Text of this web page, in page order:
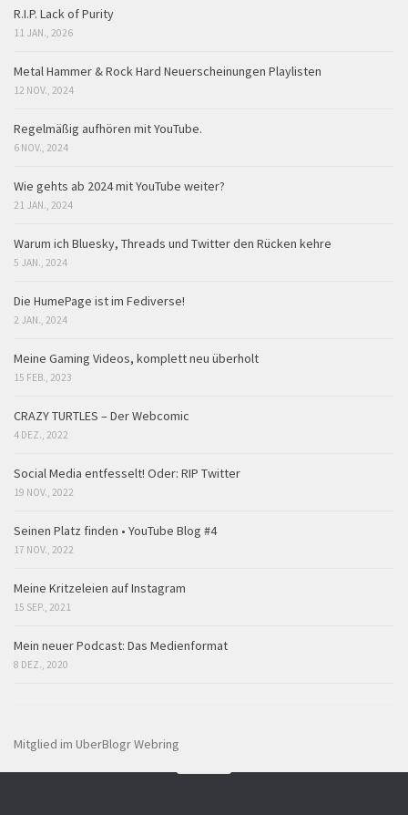
R.I.P. Lack of Purity
11 JAN., 2026
Metal Hammer & Rock Hard Neuerscheinungen Playlisten
12 NOV., 2024
Regelmäßig aufhören mit YouTube.
6 NOV., 2024
Wie gehts ab 2024 mit YouTube weiter?
21 JAN., 2024
Warum ich Bluesky, Threads und Twitter den Rücken kehre
5 JAN., 2024
Die HumePage ist im Fediverse!
2 JAN., 2024
Meine Gaming Videos, komplett neu überholt
15 FEB., 2023
CRAZY TURTLES – Der Webcomic
4 DEZ., 2022
Social Media entfesselt! Oder: RIP Twitter
19 NOV., 2022
Seinen Platz finden • YouTube Blog #4
17 NOV., 2022
Meine Kritzeleien auf Instagram
15 SEP., 2021
Mein neuer Podcast: Das Medienformat
8 DEZ., 2020
Mitglied im UberBlogr Webring